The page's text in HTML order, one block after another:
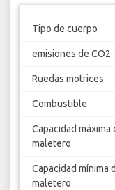
Tipo de cuerpo
emisiones de CO2
Ruedas motrices
Combustible
Capacidad máxima
maletero
Capacidad mínima
maletero